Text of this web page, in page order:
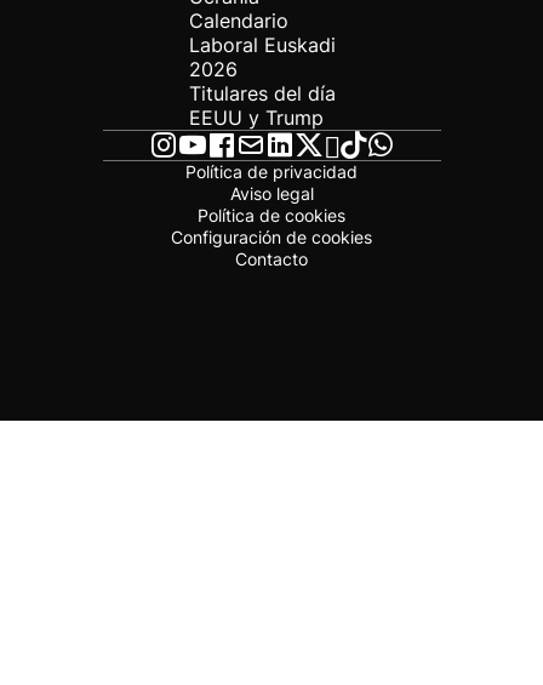
Calendario
Laboral Euskadi
2026
Titulares del día
EEUU y Trump
Política de privacidad
Aviso legal
Política de cookies
Configuración de cookies
Contacto